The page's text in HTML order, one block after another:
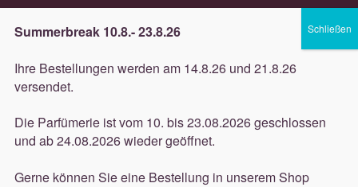
Lieferung innerhalb 3 Werktagen
Navigation
springen
Inhalt
springen
Düfte
öffnen
öffnen
Start Dekorative Beauty is life
Summerbreak 10.8.- 23.8.26
Ihre Bestellungen werden am 14.8.26 und 21.8.26
versendet.
Die Parfümerie ist vom 10. bis 23.08.2026 geschlossen
und ab 24.08.2026 wieder geöffnet.
Gerne können Sie eine Bestellung in unserem Shop